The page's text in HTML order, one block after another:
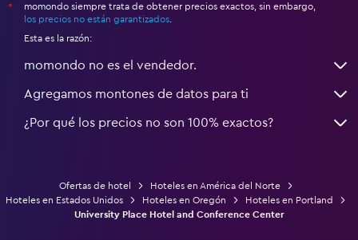
*
momondo siempre trata de obtener precios exactos, sin embargo,
los precios no están garantizados
Esta es la razón:
momondo no es el vendedor.
Agregamos montones de datos para ti
¿Por qué los precios no son 100% exactos?
Ofertas de hotel
Hoteles en América del Norte
Hoteles en Estados Unidos
Hoteles en Oregón
Hoteles en Portland
University Place Hotel and Conference Center